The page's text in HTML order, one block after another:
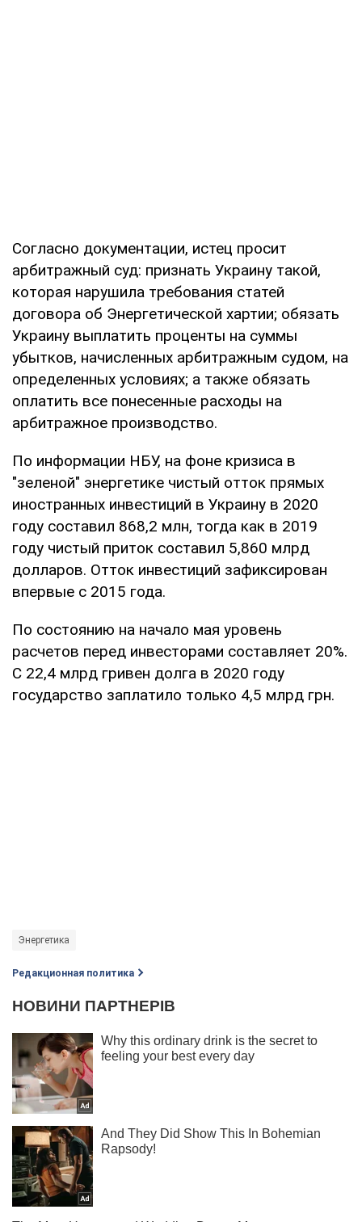
Согласно документации, истец просит
арбитражный суд: признать Украину такой,
которая нарушила требования статей
договора об Энергетической хартии; обязать
Украину выплатить проценты на суммы
убытков, начисленных арбитражным судом, на
определенных условиях; а также обязать
оплатить все понесенные расходы на
арбитражное производство.
По информации НБУ, на фоне кризиса в
"зеленой" энергетике чистый отток прямых
иностранных инвестиций в Украину в 2020
году составил 868,2 млн, тогда как в 2019
году чистый приток составил 5,860 млрд
долларов. Отток инвестиций зафиксирован
впервые с 2015 года.
По состоянию на начало мая уровень
расчетов перед инвесторами составляет 20%.
С 22,4 млрд гривен долга в 2020 году
государство заплатило только 4,5 млрд грн.
Энергетика
Редакционная политика